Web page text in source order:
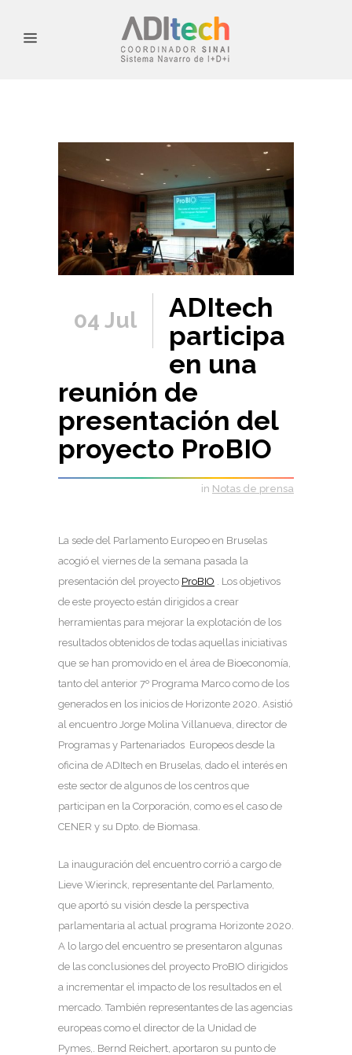
04 Jul
ADItech
participa
en una
reunión de
presentación del
proyecto ProBIO
in Notas de prensa
La sede del Parlamento Europeo en Bruselas
acogió el viernes de la semana pasada la
presentación del proyecto ProBIO . Los objetivos
de este proyecto están dirigidos a crear
herramientas para mejorar la explotación de los
resultados obtenidos de todas aquellas iniciativas
que se han promovido en el área de Bioeconomía,
tanto del anterior 7º Programa Marco como de los
generados en los inicios de Horizonte 2020. Asistió
al encuentro Jorge Molina Villanueva, director de
Programas y Partenariados Europeos desde la
oficina de ADItech en Bruselas, dado el interés en
este sector de algunos de los centros que
participan en la Corporación, como es el caso de
CENER y su Dpto. de Biomasa.
La inauguración del encuentro corrió a cargo de
Lieve Wierinck, representante del Parlamento,
que aportó su visión desde la perspectiva
parlamentaria al actual programa Horizonte 2020.
A lo largo del encuentro se presentaron algunas
de las conclusiones del proyecto ProBIO dirigidos
a incrementar el impacto de los resultados en el
mercado. También representantes de las agencias
europeas como el director de la Unidad de
Pymes,. Bernd Reichert, aportaron su punto de